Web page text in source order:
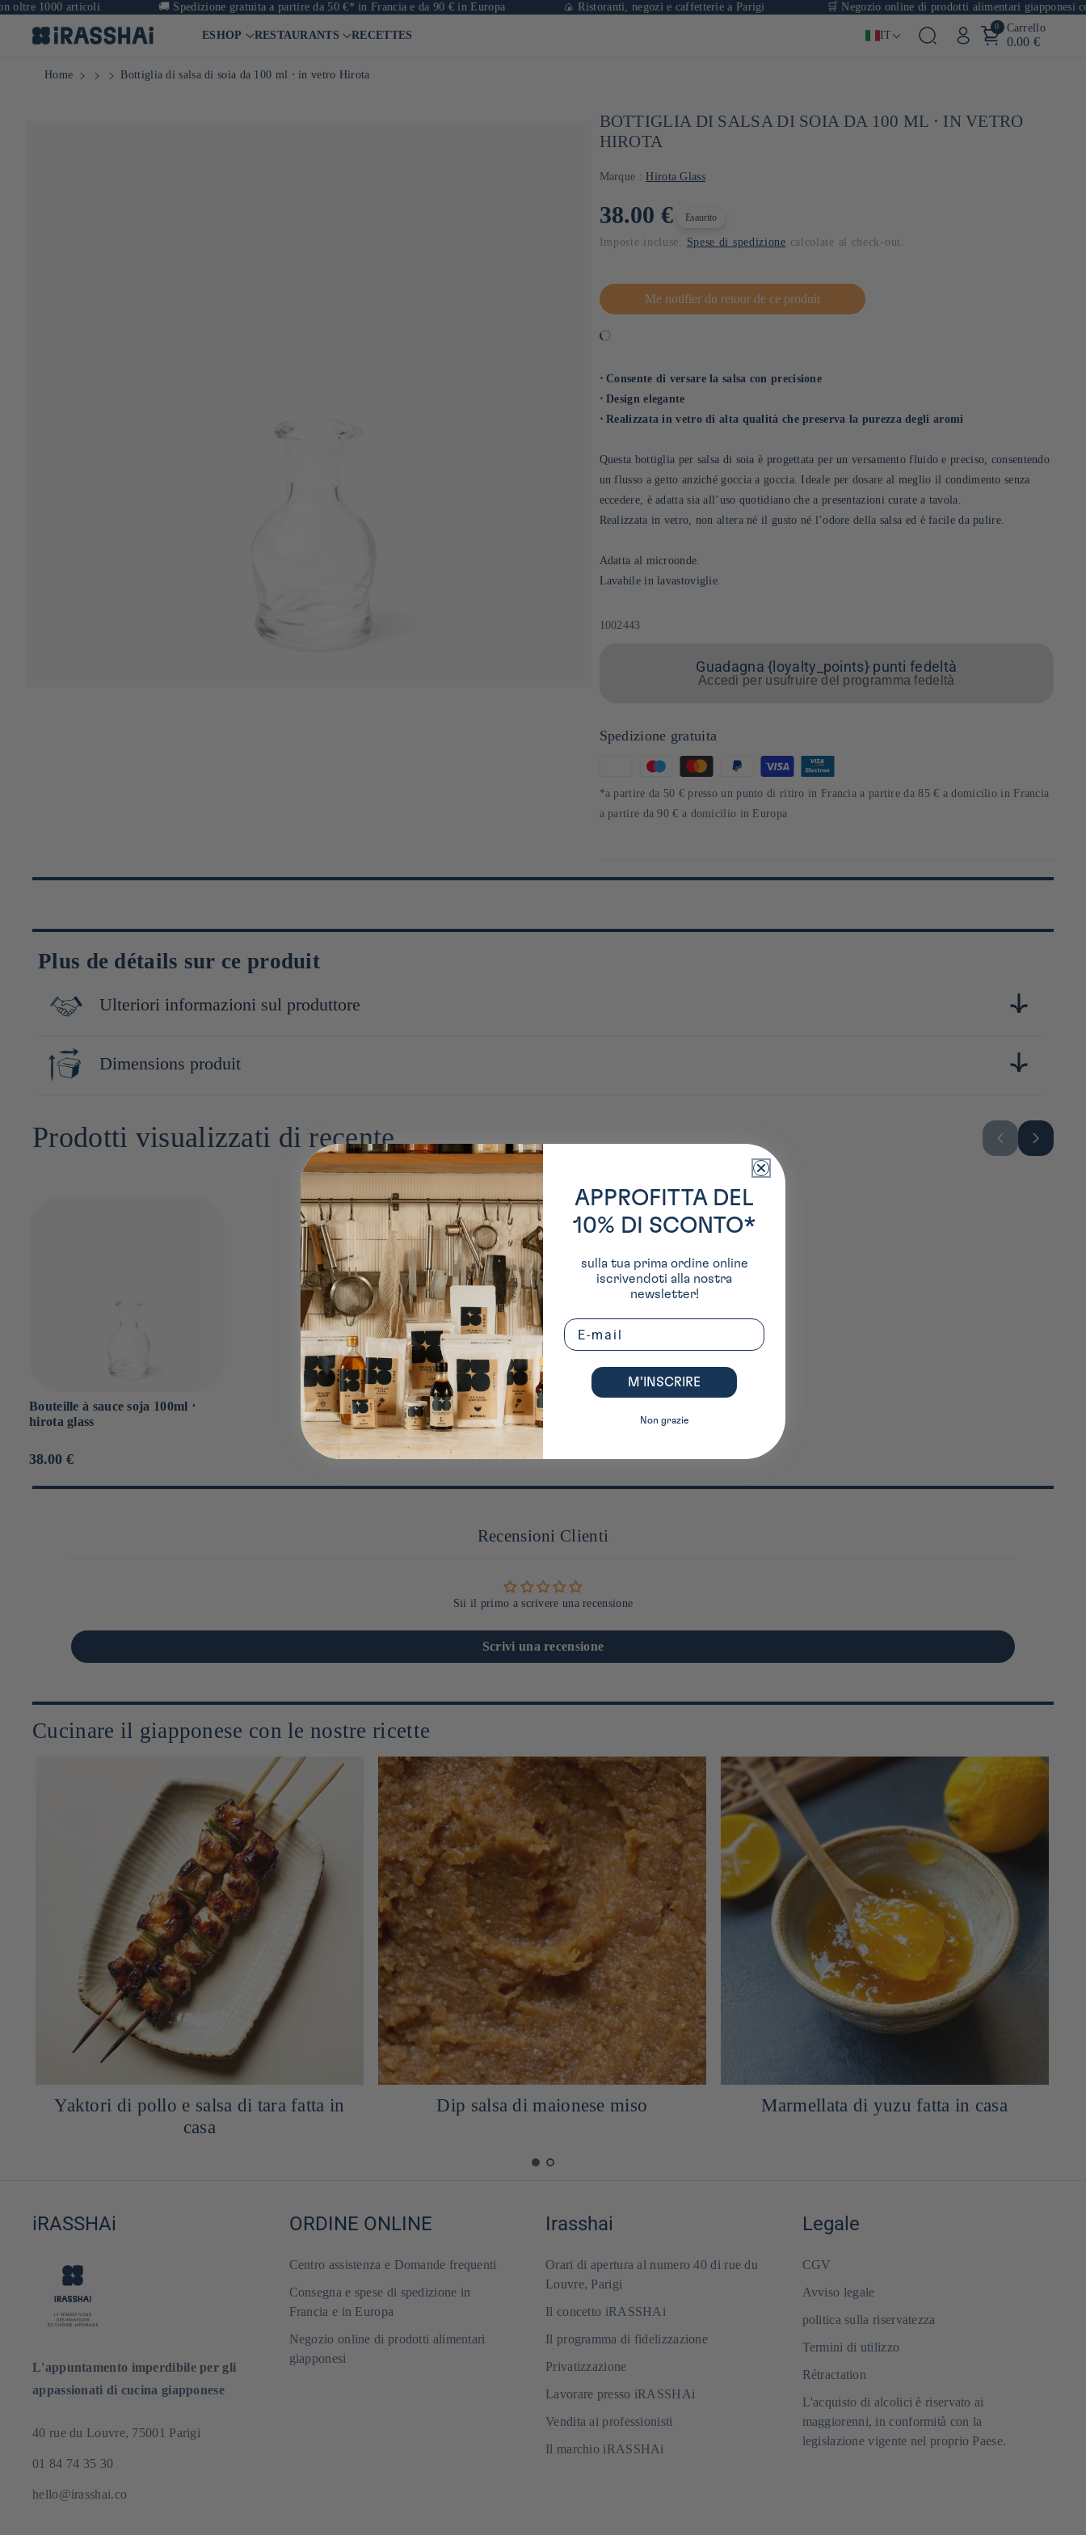
articoli Spedizione gratuita a partire da 50 €* in Francia e da 90 € in Europa 🍙 Ristoranti, negozi e caffetterie a Parigi 🛒 Negozio online di prodotti alimentari giapponesi con
ESHOP RESTAURANTS RECETTES IT
0 Carrello
0.00 €
Home Bottiglia di salsa di soia da 100 ml ⋅ in vetro Hirota
BOTTIGLIA DI SALSA DI SOIA DA 100 ML ⋅ IN VETRO
HIROTA
Marque : Hirota Glass
Prezzo
di
38.00 € Esaurito
Imposte incluse. Spese di spedizione calcolate al check-out.
Me notifier du retour de ce produit
⋅ Consente di versare la salsa con precisione
⋅ Design elegante
⋅ Realizzata in vetro di alta qualità che preserva la purezza degli aromi
Questa bottiglia per salsa di soia è progettata per un versamento fluido e preciso, consentendo
un flusso a getto anziché goccia a goccia. Ideale per dosare al meglio il condimento senza
eccedere, è adatta sia all’uso quotidiano che a presentazioni curate a tavola.
Realizzata in vetro, non altera né il gusto né l’odore della salsa ed è facile da pulire.
Adatta al microonde.
Lavabile in lavastoviglie.
SKU:
1002443
Guadagna {loyalty_points} punti fedeltà
Accedi per usufruire del programma fedeltà
Spedizione gratuita
di
pagamento
*a partire da 50 € presso un punto di ritiro in Francia a partire da 85 € a domicilio in Francia
a partire da 90 € a domicilio in Europa
Plus de détails sur ce produit
Ulteriori informazioni sul produttore
Fondée en 1899 à Tokyo, Hirota glass est l’un des plus anciens fabricants de verrerie du Japon. Ancrée dans le quartier traditionnel de Sumida, l’entreprise perpétue les savoir-faire du verre soufflé et
de la taille Edo Kiriko à partir d’archives historiques. Sa philosophie allie héritage artisanal et sensibilité japonaise, donnant naissance à des objets raffinés qui dialoguent avec l’esthétique
Dimensions produit
Prodotti visualizzati di recente
Bouteille à sauce soja 100ml ⋅
hirota glass
Prix
38.00 €
Recensioni Clienti
Sii il primo a scrivere una recensione
Scrivi una recensione
Cucinare il giapponese con le nostre ricette
Dip salsa di maionese miso Marmellata di yuzu fatta in casa Salsa di maionese al wasabi
iRASSHAi
L'appuntamento imperdibile per gli
appassionati di cucina giapponese
40 rue du Louvre, 75001 Parigi
01 84 74 35 30
hello@irasshai.co
ORDINE ONLINE
Centro assistenza e Domande frequenti
Consegna e spese di spedizione in
Francia e in Europa
Negozio online di prodotti alimentari
giapponesi
Irasshai
Orari di apertura al numero 40 di rue du
Louvre, Parigi
Il concetto iRASSHAi
Il programma di fidelizzazione
Privatizzazione
Lavorare presso iRASSHAi
Vendita ai professionisti
Il marchio iRASSHAi
Legale
CGV
Avviso legale
politica sulla riservatezza
Termini di utilizzo
Rétractation
L'acquisto di alcolici è riservato ai
maggiorenni, in conformità con la
legislazione vigente nel proprio Paese.
APPROFITTA DEL
10% DI SCONTO*
sulla tua prima ordine online
iscrivendoti alla nostra
newsletter!
Email
M’INSCRIRE
Non grazie